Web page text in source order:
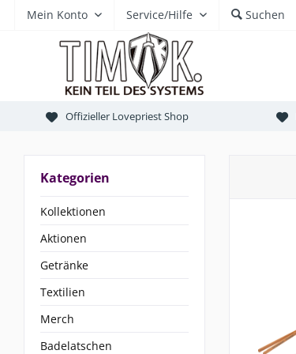
Mein Konto Service/Hilfe Suchen
Offizieller Lovepriest Shop
Kategorien
Kollektionen
Aktionen
Getränke
Textilien
Merch
Badelatschen